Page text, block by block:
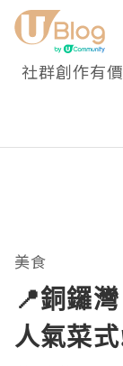
社群創作有
美食
📍銅鑼
人氣菜